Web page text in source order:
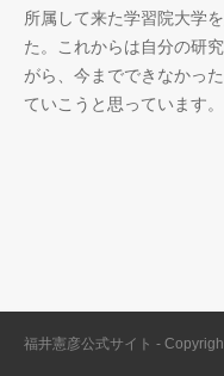
所属して来た学習院大学
た。これからは自分の研
がら、今までできなかっ
ていこうと思っています。
福井憲彦公式サイト -